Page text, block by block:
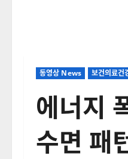
동영상 News 보건의료건
에너지
수면 패